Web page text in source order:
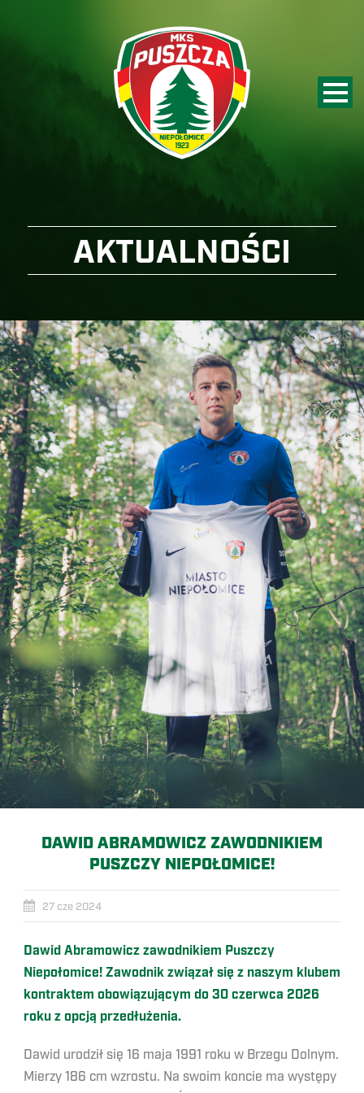
AKTUALNOŚCI
DAWID ABRAMOWICZ ZAWODNIKIEM
PUSZCZY NIEPOŁOMICE!
27 cze 2024
Dawid Abramowicz zawodnikiem Puszczy
Niepołomice! Zawodnik związał się z naszym klubem
kontraktem obowiązującym do 30 czerwca 2026
roku z opcją przedłużenia.
Dawid urodził się 16 maja 1991 roku w Brzegu Dolnym.
Mierzy 186 cm wzrostu. Na swoim koncie ma występy